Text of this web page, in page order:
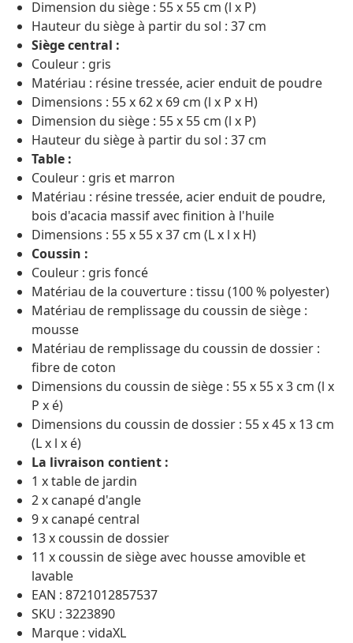
Dimension du siège : 55 x 55 cm (l x P)
Hauteur du siège à partir du sol : 37 cm
Siège central :
Couleur : gris
Matériau : résine tressée, acier enduit de poudre
Dimensions : 55 x 62 x 69 cm (l x P x H)
Dimension du siège : 55 x 55 cm (l x P)
Hauteur du siège à partir du sol : 37 cm
Table :
Couleur : gris et marron
Matériau : résine tressée, acier enduit de poudre,
bois d'acacia massif avec finition à l'huile
Dimensions : 55 x 55 x 37 cm (L x l x H)
Coussin :
Couleur : gris foncé
Matériau de la couverture : tissu (100 % polyester)
Matériau de remplissage du coussin de siège :
mousse
Matériau de remplissage du coussin de dossier :
fibre de coton
Dimensions du coussin de siège : 55 x 55 x 3 cm (l x
P x é)
Dimensions du coussin de dossier : 55 x 45 x 13 cm
(L x l x é)
La livraison contient :
1 x table de jardin
2 x canapé d'angle
9 x canapé central
13 x coussin de dossier
11 x coussin de siège avec housse amovible et
lavable
EAN : 8721012857537
SKU : 3223890
Marque : vidaXL